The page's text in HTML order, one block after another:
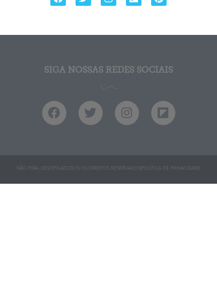
SIGA NOSSAS REDES SOCIAIS
NÃO PIRA, DESOPILATODOS OS DIREITOS RESERVADOSPOLÍTICA DE PRIVACIDADE